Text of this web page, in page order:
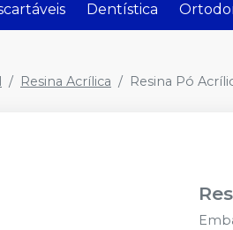
Dentística
Resina Acrílica Resina Pó